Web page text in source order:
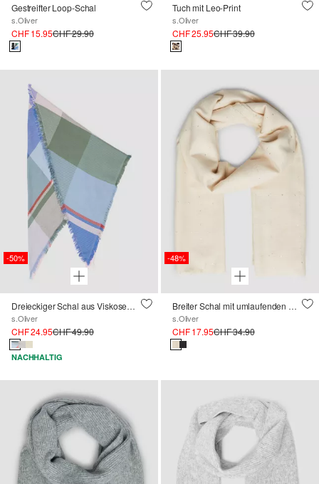
Gestreifter Loop-Schal
s.Oliver
CHF 15.95CHF 29.90
Tuch mit Leo-Print
s.Oliver
CHF 25.95CHF 39.90
-50%
Dreieckiger Schal aus Viskosemix mit Karomuster
s.Oliver
CHF 24.95CHF 49.90
NACHHALTIG
-48%
Breiter Schal mit umlaufenden Fransen und Pailletten-Details
s.Oliver
CHF 17.95CHF 34.90